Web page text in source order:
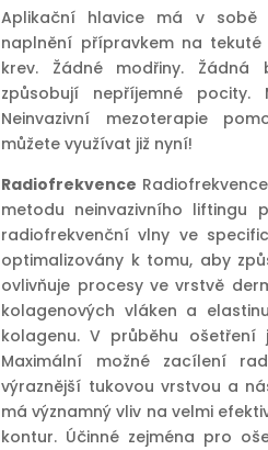
Aplikační hlavice má v sobě
naplnění přípravkem na tekuté
krev. Žádné modřiny. Žádná
způsobují nepříjemné pocity.
Neinvazivní mezoterapie
můžete využívat již nyní!
Radiofrekvence
metodu neinvazivního liftingu
radiofrekvenční vlny ve
optimalizovány k tomu, aby
ovlivňuje procesy ve vrstvě
kolagenových vláken a
kolagenu. V průběhu
Maximální možné zacílení
výraznější tukovou vrstvou a
má významný vliv na velmi
kontur. Účinné zejména pro